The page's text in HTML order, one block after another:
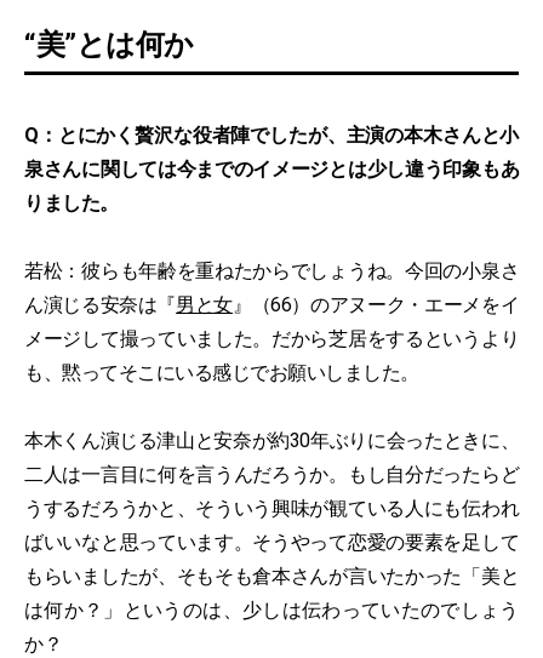
“美”とは何か
Q：とにかく贅沢な役者陣でしたが、主演の本木さんと小
泉さんに関しては今までのイメージとは少し違う印象もあ
りました。
若松：彼らも年齢を重ねたからでしょうね。今回の小泉さ
ん演じる安奈は『男と女』（66）のアヌーク・エーメをイ
メージして撮っていました。だから芝居をするというより
も、黙ってそこにいる感じでお願いしました。
本木くん演じる津山と安奈が約30年ぶりに会ったときに、
二人は一言目に何を言うんだろうか。もし自分だったらど
うするだろうかと、そういう興味が観ている人にも伝われ
ばいいなと思っています。そうやって恋愛の要素を足して
もらいましたが、そもそも倉本さんが言いたかった「美と
は何か？」というのは、少しは伝わっていたのでしょう
か？